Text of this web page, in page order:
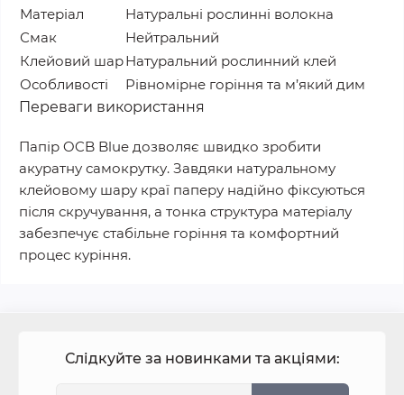
Матеріал
Натуральні рослинні волокна
Смак
Нейтральний
Клейовий шарНатуральний рослинний клей
Особливості
Рівномірне горіння та м’який дим
Переваги використання
Папір OCB Blue дозволяє швидко зробити
акуратну самокрутку. Завдяки натуральному
клейовому шару краї паперу надійно фіксуються
після скручування, а тонка структура матеріалу
забезпечує стабільне горіння та комфортний
процес куріння.
Слідкуйте за новинками та акціями: